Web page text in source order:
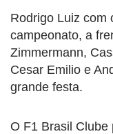
Rodrigo Luiz com
campeonato, a
Zimmermann,
Cesar Emilio e
grande festa.
O F1 Brasil